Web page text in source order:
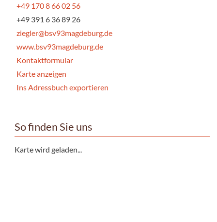
+49 170 8 66 02 56
+49 391 6 36 89 26
ziegler@bsv93magdeburg.de
www.bsv93magdeburg.de
Kontaktformular
Karte anzeigen
Ins Adressbuch exportieren
So finden Sie uns
Karte wird geladen...